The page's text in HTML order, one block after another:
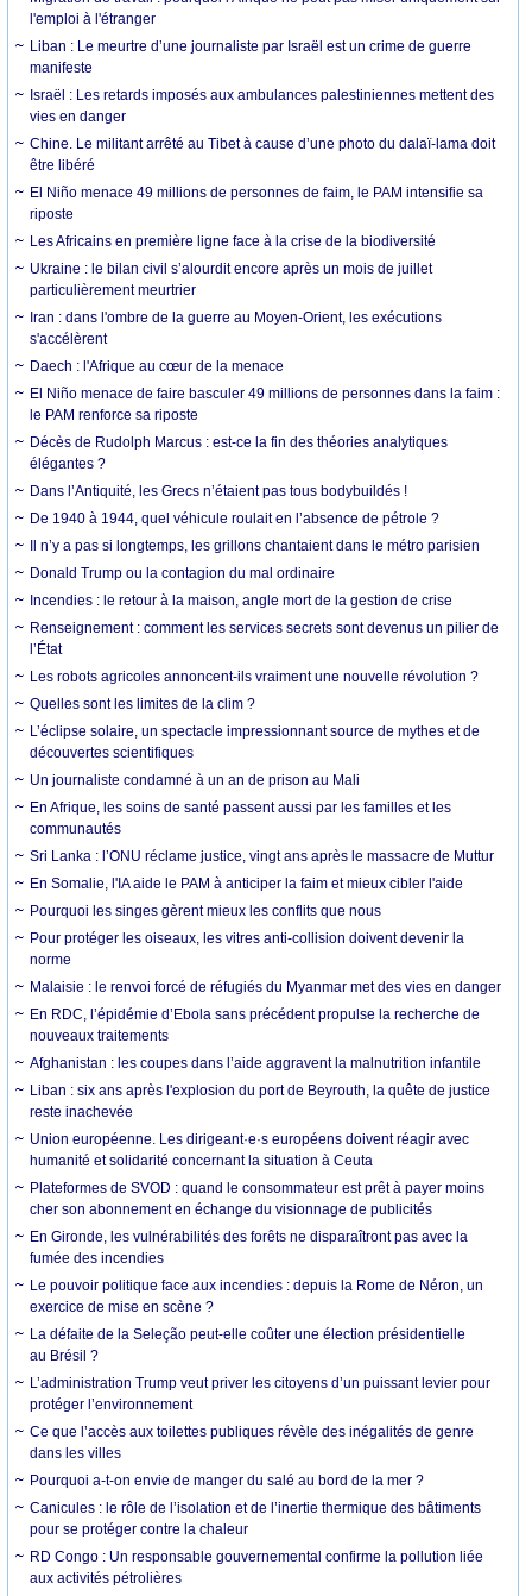
l'emploi à l'étranger
Liban : Le meurtre d’une journaliste par Israël est un crime de guerre
manifeste
Israël : Les retards imposés aux ambulances palestiniennes mettent des
vies en danger
Chine. Le militant arrêté au Tibet à cause d’une photo du dalaï-lama doit
être libéré
El Niño menace 49 millions de personnes de faim, le PAM intensifie sa
riposte
Les Africains en première ligne face à la crise de la biodiversité
Ukraine : le bilan civil s’alourdit encore après un mois de juillet
particulièrement meurtrier
Iran : dans l'ombre de la guerre au Moyen-Orient, les exécutions
s'accélèrent
Daech : l'Afrique au cœur de la menace
El Niño menace de faire basculer 49 millions de personnes dans la faim :
le PAM renforce sa riposte
Décès de Rudolph Marcus : est-ce la fin des théories analytiques
élégantes ?
Dans l’Antiquité, les Grecs n’étaient pas tous bodybuildés !
De 1940 à 1944, quel véhicule roulait en l’absence de pétrole ?
Il n’y a pas si longtemps, les grillons chantaient dans le métro parisien
Donald Trump ou la contagion du mal ordinaire
Incendies : le retour à la maison, angle mort de la gestion de crise
Renseignement : comment les services secrets sont devenus un pilier de
l’État
Les robots agricoles annoncent-ils vraiment une nouvelle révolution ?
Quelles sont les limites de la clim ?
L’éclipse solaire, un spectacle impressionnant source de mythes et de
découvertes scientifiques
Un journaliste condamné à un an de prison au Mali
En Afrique, les soins de santé passent aussi par les familles et les
communautés
Sri Lanka : l’ONU réclame justice, vingt ans après le massacre de Muttur
En Somalie, l'IA aide le PAM à anticiper la faim et mieux cibler l'aide
Pourquoi les singes gèrent mieux les conflits que nous
Pour protéger les oiseaux, les vitres anti-collision doivent devenir la
norme
Malaisie : le renvoi forcé de réfugiés du Myanmar met des vies en danger
En RDC, l’épidémie d’Ebola sans précédent propulse la recherche de
nouveaux traitements
Afghanistan : les coupes dans l’aide aggravent la malnutrition infantile
Liban : six ans après l'explosion du port de Beyrouth, la quête de justice
reste inachevée
Union européenne. Les dirigeant·e·s européens doivent réagir avec
humanité et solidarité concernant la situation à Ceuta
Plateformes de SVOD : quand le consommateur est prêt à payer moins
cher son abonnement en échange du visionnage de publicités
En Gironde, les vulnérabilités des forêts ne disparaîtront pas avec la
fumée des incendies
Le pouvoir politique face aux incendies : depuis la Rome de Néron, un
exercice de mise en scène ?
La défaite de la Seleção peut-elle coûter une élection présidentielle
au Brésil ?
L’administration Trump veut priver les citoyens d’un puissant levier pour
protéger l’environnement
Ce que l’accès aux toilettes publiques révèle des inégalités de genre
dans les villes
Pourquoi a-t-on envie de manger du salé au bord de la mer ?
Canicules : le rôle de l’isolation et de l’inertie thermique des bâtiments
pour se protéger contre la chaleur
RD Congo : Un responsable gouvernemental confirme la pollution liée
aux activités pétrolières